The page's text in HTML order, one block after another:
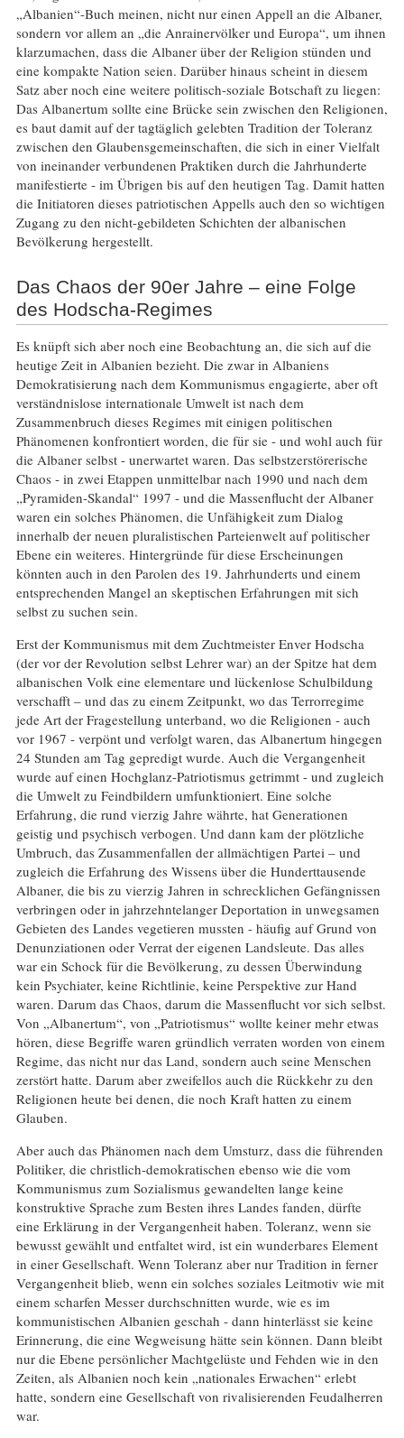
„Albanien“-Buch meinen, nicht nur einen Appell an die Albaner,
sondern vor allem an „die Anrainervölker und Europa“, um ihnen
klarzumachen, dass die Albaner über der Religion stünden und
eine kompakte Nation seien. Darüber hinaus scheint in diesem
Satz aber noch eine weitere politisch-soziale Botschaft zu liegen:
Das Albanertum sollte eine Brücke sein zwischen den Religionen,
es baut damit auf der tagtäglich gelebten Tradition der Toleranz
zwischen den Glaubensgemeinschaften, die sich in einer Vielfalt
von ineinander verbundenen Praktiken durch die Jahrhunderte
manifestierte - im Übrigen bis auf den heutigen Tag. Damit hatten
die Initiatoren dieses patriotischen Appells auch den so wichtigen
Zugang zu den nicht-gebildeten Schichten der albanischen
Bevölkerung hergestellt.
Das Chaos der 90er Jahre – eine Folge
des Hodscha-Regimes
Es knüpft sich aber noch eine Beobachtung an, die sich auf die
heutige Zeit in Albanien bezieht. Die zwar in Albaniens
Demokratisierung nach dem Kommunismus engagierte, aber oft
verständnislose internationale Umwelt ist nach dem
Zusammenbruch dieses Regimes mit einigen politischen
Phänomenen konfrontiert worden, die für sie - und wohl auch für
die Albaner selbst - unerwartet waren. Das selbstzerstörerische
Chaos - in zwei Etappen unmittelbar nach 1990 und nach dem
„Pyramiden-Skandal“ 1997 - und die Massenflucht der Albaner
waren ein solches Phänomen, die Unfähigkeit zum Dialog
innerhalb der neuen pluralistischen Parteienwelt auf politischer
Ebene ein weiteres. Hintergründe für diese Erscheinungen
könnten auch in den Parolen des 19. Jahrhunderts und einem
entsprechenden Mangel an skeptischen Erfahrungen mit sich
selbst zu suchen sein.
Erst der Kommunismus mit dem Zuchtmeister Enver Hodscha
(der vor der Revolution selbst Lehrer war) an der Spitze hat dem
albanischen Volk eine elementare und lückenlose Schulbildung
verschafft – und das zu einem Zeitpunkt, wo das Terrorregime
jede Art der Fragestellung unterband, wo die Religionen - auch
vor 1967 - verpönt und verfolgt waren, das Albanertum hingegen
24 Stunden am Tag gepredigt wurde. Auch die Vergangenheit
wurde auf einen Hochglanz-Patriotismus getrimmt - und zugleich
die Umwelt zu Feindbildern umfunktioniert. Eine solche
Erfahrung, die rund vierzig Jahre währte, hat Generationen
geistig und psychisch verbogen. Und dann kam der plötzliche
Umbruch, das Zusammenfallen der allmächtigen Partei – und
zugleich die Erfahrung des Wissens über die Hunderttausende
Albaner, die bis zu vierzig Jahren in schrecklichen Gefängnissen
verbringen oder in jahrzehntelanger Deportation in unwegsamen
Gebieten des Landes vegetieren mussten - häufig auf Grund von
Denunziationen oder Verrat der eigenen Landsleute. Das alles
war ein Schock für die Bevölkerung, zu dessen Überwindung
kein Psychiater, keine Richtlinie, keine Perspektive zur Hand
waren. Darum das Chaos, darum die Massenflucht vor sich selbst.
Von „Albanertum“, von „Patriotismus“ wollte keiner mehr etwas
hören, diese Begriffe waren gründlich verraten worden von einem
Regime, das nicht nur das Land, sondern auch seine Menschen
zerstört hatte. Darum aber zweifellos auch die Rückkehr zu den
Religionen heute bei denen, die noch Kraft hatten zu einem
Glauben.
Aber auch das Phänomen nach dem Umsturz, dass die führenden
Politiker, die christlich-demokratischen ebenso wie die vom
Kommunismus zum Sozialismus gewandelten lange keine
konstruktive Sprache zum Besten ihres Landes fanden, dürfte
eine Erklärung in der Vergangenheit haben. Toleranz, wenn sie
bewusst gewählt und entfaltet wird, ist ein wunderbares Element
in einer Gesellschaft. Wenn Toleranz aber nur Tradition in ferner
Vergangenheit blieb, wenn ein solches soziales Leitmotiv wie mit
einem scharfen Messer durchschnitten wurde, wie es im
kommunistischen Albanien geschah - dann hinterlässt sie keine
Erinnerung, die eine Wegweisung hätte sein können. Dann bleibt
nur die Ebene persönlicher Machtgelüste und Fehden wie in den
Zeiten, als Albanien noch kein „nationales Erwachen“ erlebt
hatte, sondern eine Gesellschaft von rivalisierenden Feudalherren
war.